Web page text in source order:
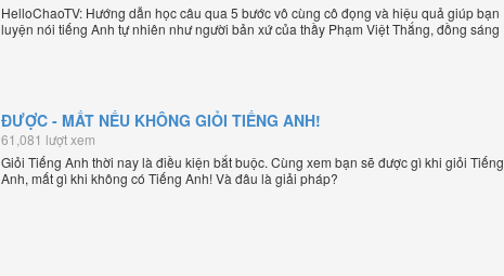
HelloChaoTV: Hướng dẫn học câu qua 5 bước vô cùng cô đọng và hiệu quả giúp bạn
luyện nói tiếng Anh tự nhiên như người bản xứ của thầy Phạm Việt Thắng, đồng sáng
ĐƯỢC - MẤT NẾU KHÔNG GIỎI TIẾNG ANH!
61,081 lượt xem
Giỏi Tiếng Anh thời nay là điều kiện bắt buộc. Cùng xem bạn sẽ được gì khi giỏi Tiếng
Anh, mất gì khi không có Tiếng Anh! Và đâu là giải pháp?